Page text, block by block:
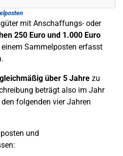
mit Anschaffungs- oder
250 Euro und 1.000 Euro
Sammelposten erfasst
gleichmäßig über 5 Jahre zu
beträgt also im Jahr
folgenden vier Jahren
und